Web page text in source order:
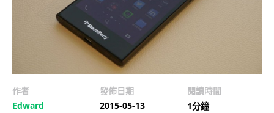
作者
Edward
發佈日期
2015-05-13
閱讀時間
1分鐘